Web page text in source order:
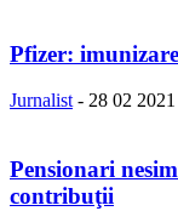
Pfizer:
Jurnalist - 28 02 2021
Pensionari
contribuţii